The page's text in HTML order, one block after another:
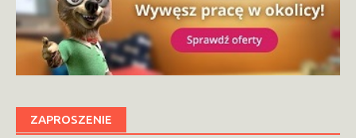
ZAPROSZENIE